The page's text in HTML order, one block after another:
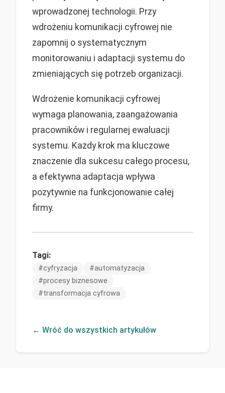
wprowadzonej technologii. Przy
wdrożeniu komunikacji cyfrowej nie
zapomnij o systematycznym
monitorowaniu i adaptacji systemu do
zmieniających się potrzeb organizacji.
Wdrożenie komunikacji cyfrowej
wymaga planowania, zaangażowania
pracowników i regularnej ewaluacji
systemu. Każdy krok ma kluczowe
znaczenie dla sukcesu całego procesu,
a efektywna adaptacja wpływa
pozytywnie na funkcjonowanie całej
firmy.
Tagi:
#cyfryzacja #automatyzacja
#procesy biznesowe
#transformacja cyfrowa
← Wróć do wszystkich artykułów